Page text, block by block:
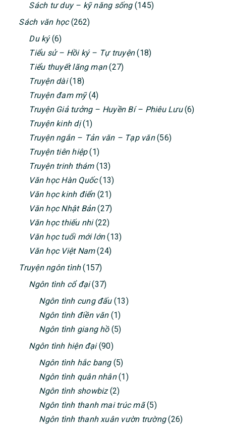
Sách tư duy – kỹ năng sống(145)
Sách văn học(262)
Du ký(6)
Tiểu sử – Hồi ký – Tự truyện(18)
Tiểu thuyết lãng mạn(27)
Truyện dài(18)
Truyện đam mỹ(4)
Truyện Giả tưởng – Huyền Bí – Phiêu Lưu(6)
Truyện kinh dị(1)
Truyện ngắn – Tản văn – Tạp văn(56)
Truyện tiên hiệp(1)
Truyện trinh thám(13)
Văn học Hàn Quốc(13)
Văn học kinh điển(21)
Văn học Nhật Bản(27)
Văn học thiếu nhi(22)
Văn học tuổi mới lớn(13)
Văn học Việt Nam(24)
Truyện ngôn tình(157)
Ngôn tình cổ đại(37)
Ngôn tình cung đấu(13)
Ngôn tình điền văn(1)
Ngôn tình giang hồ(5)
Ngôn tình hiện đại(90)
Ngôn tình hắc bang(5)
Ngôn tình quân nhân(1)
Ngôn tình showbiz(2)
Ngôn tình thanh mai trúc mã(5)
Ngôn tình thanh xuân vườn trường(26)